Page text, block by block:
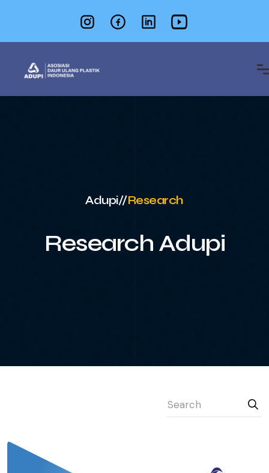
Adupi//Research
Research Adupi